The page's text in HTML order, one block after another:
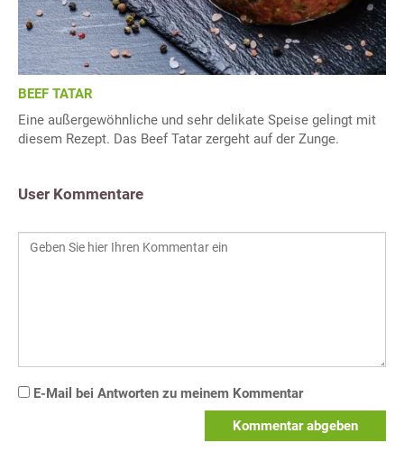
BEEF TATAR
Eine außergewöhnliche und sehr delikate Speise gelingt mit
diesem Rezept. Das Beef Tatar zergeht auf der Zunge.
User Kommentare
E-Mail bei Antworten zu meinem Kommentar
Kommentar abgeben